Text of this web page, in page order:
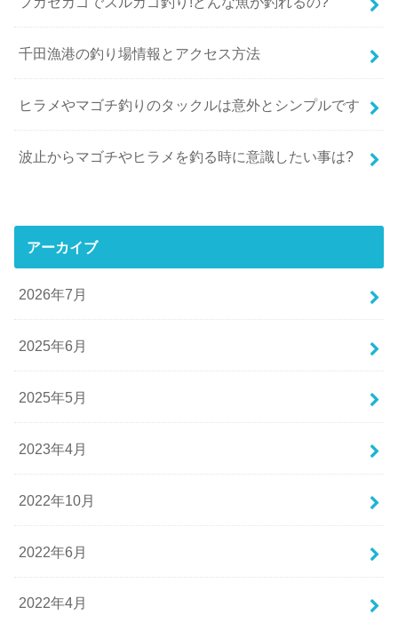
千田漁港の釣り場情報とアクセス方法
ヒラメやマゴチ釣りのタックルは意外とシンプルです
波止からマゴチやヒラメを釣る時に意識したい事は?
アーカイブ
2026年7月
2025年6月
2025年5月
2023年4月
2022年10月
2022年6月
2022年4月